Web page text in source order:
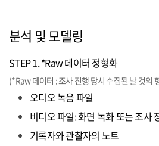
분석 및 모델링
STEP 1. *Raw 데이터 정형화
(*Raw 데이터 : 조사 진행 당시 수집된 날 것의
오디오 녹음 파일
비디오 파일: 화면 녹화 또는 조사
기록자와 관찰자의 노트